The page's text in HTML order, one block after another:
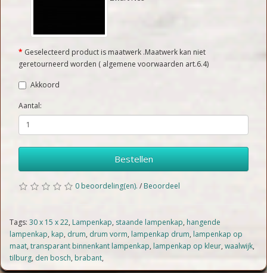
Geselecteerd product is maatwerk .Maatwerk kan niet
geretourneerd worden ( algemene voorwaarden art.6.4)
Akkoord
Aantal:
Bestellen
0 beoordeling(en). / Beoordeel
Tags: 30 x 15 x 22, Lampenkap, staande lampenkap, hangende
lampenkap, kap, drum, drum vorm, lampenkap drum, lampenkap op
maat,transparant binnenkant lampenkap, lampenkap op kleur, waalwijk,
tilburg, den bosch, brabant,